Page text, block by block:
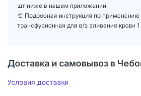
шт ниже в нашем приложении
📒 Подробная инструкция по
трансфузионная для в/в вливания крови
Доставка и самовывоз в
Условия доставки